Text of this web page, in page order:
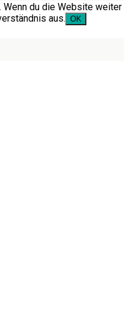
du die Website weiter
aus. OK